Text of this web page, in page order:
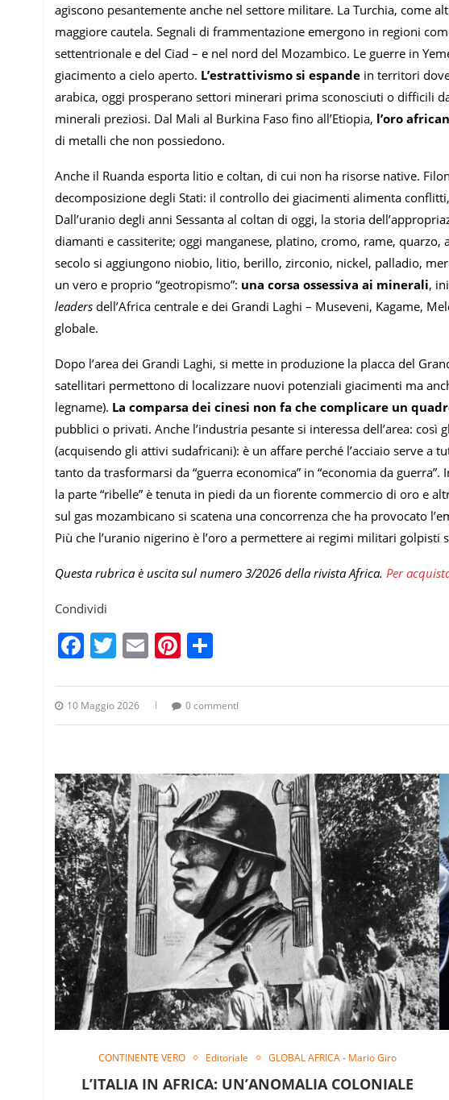
agiscono pesantemente anche nel settore militare. La Turchia, come
maggiore cautela. Segnali di frammentazione emergono in regioni
settentrionale e del Ciad – e nel nord del Mozambico. Le guerre in
giacimento a cielo aperto. L’estrattivismo si espande in territori
arabica, oggi prosperano settori minerari prima sconosciuti o difficili
minerali preziosi. Dal Mali al Burkina Faso fino all’Etiopia, l’oro
di metalli che non possiedono.
Anche il Ruanda esporta litio e coltan, di cui non ha risorse native.
decomposizione degli Stati: il controllo dei giacimenti alimenta
Dall’uranio degli anni Sessanta al coltan di oggi, la storia
diamanti e cassiterite; oggi manganese, platino, cromo, rame,
secolo si aggiungono niobio, litio, berillo, zirconio, nickel, palladio,
un vero e proprio “geotropismo”: una corsa ossessiva ai minerali,
leaders dell’Africa centrale e dei Grandi Laghi – Museveni, Kagame,
globale.
Dopo l’area dei Grandi Laghi, si mette in produzione la placca del
satellitari permettono di localizzare nuovi potenziali giacimenti ma
legname). La comparsa dei cinesi non fa che complicare un
pubblici o privati. Anche l’industria pesante si interessa dell’area:
(acquisendo gli attivi sudafricani): è un affare perché l’acciaio serve a
tanto da trasformarsi da “guerra economica” in “economia da
la parte “ribelle” è tenuta in piedi da un fiorente commercio di oro e
sul gas mozambicano si scatena una concorrenza che ha provocato
Più che l’uranio nigerino è l’oro a permettere ai regimi militari golpisti
Questa rubrica è uscita sul numero 3/2026 della rivista Africa. Per
Condividi
Facebook
Twitter
EmailPinterest
10 Maggio 2026 0 commentI
CONTINENTE VERO Editoriale GLOBAL AFRICA - Mario Giro
L’ITALIA IN AFRICA: UN’ANOMALIA COLONIALE